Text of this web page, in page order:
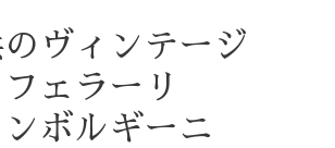
ヴィンテージ
フェラーリ
ンボルギーニ